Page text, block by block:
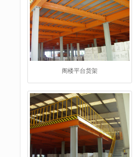
工字钢阁楼货架